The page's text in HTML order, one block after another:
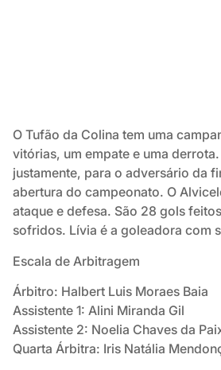
O Tufão da Colina tem uma
vitórias, um empate e uma
justamente, para o adversário da
abertura do campeonato. O
ataque e defesa. São 28 gols
sofridos. Lívia é a goleadora com
Escala de Arbitragem
Árbitro: Halbert Luis Moraes Baia
Assistente 1: Alini Miranda Gil
Assistente 2: Noelia Chaves da
Quarta Árbitra: Iris Natália